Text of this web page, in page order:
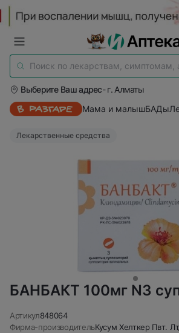
Выберите Ваш адрес- г. Алматы
Мама и малышБАДы
Лекарственные средства
БАНБАКТ 100мг N3
Артикул848064
Фирма-производительКусум Хелткер Пвт.